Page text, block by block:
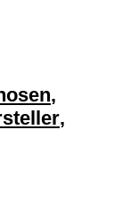
,
,